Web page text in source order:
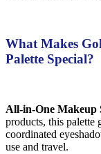
What Makes
Palette Special?
All-in-One Makeup
products, this palette
coordinated
use and travel.